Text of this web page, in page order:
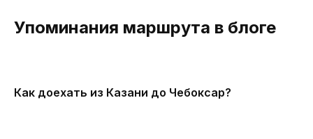
Упоминания маршрута в блоге
Как доехать из Казани до Чебоксар?